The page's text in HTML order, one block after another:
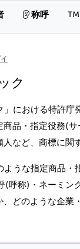
称呼
ク
」における特許庁
品・指定役務(
など、商標に関
うな指定商品
呼称)・ネーミン
どのような企業